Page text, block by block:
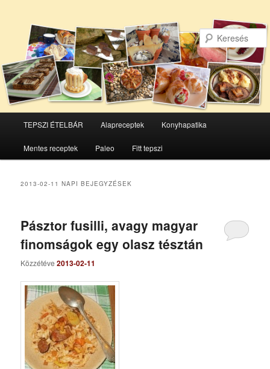
Tovább
az
Tovább
a
TEPSZI ÉTELBÁR Alapreceptek Konyhapatika
Mentes receptek Paleo Fitt tepszi
2013-02-11 NAPI BEJEGYZÉSEK
Pásztor fusilli, avagy magyar
finomságok egy olasz tésztán
Közzétéve2013-02-11